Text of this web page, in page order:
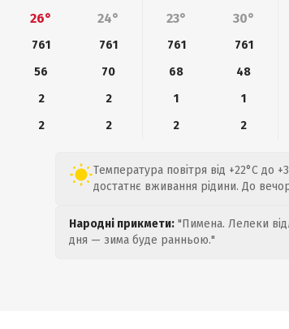
26°
24° 23° 30°
761 761 761 761
56
70 68 48
2
2 1 1
2
2 2 2
Температура повітря від +22°C до
достатнє вживання рідини. До
Народні прикмети: "Пимена. Лелеки
дня — зима буде ранньою."